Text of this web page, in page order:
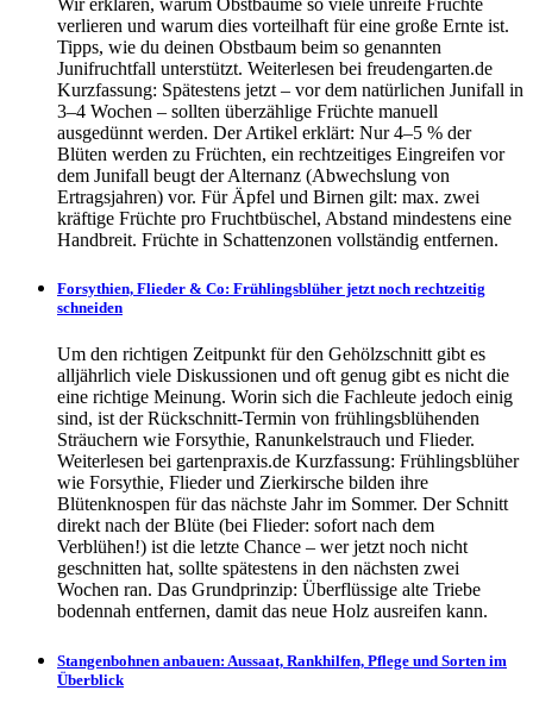
Wir erklären, warum Obstbäume so viele unreife Früchte
verlieren und warum dies vorteilhaft für eine große Ernte ist.
Tipps, wie du deinen Obstbaum beim so genannten
Junifruchtfall unterstützt. Weiterlesen bei freudengarten.de
Kurzfassung: Spätestens jetzt – vor dem natürlichen Junifall in
3–4 Wochen – sollten überzählige Früchte manuell
ausgedünnt werden. Der Artikel erklärt: Nur 4–5 % der
Blüten werden zu Früchten, ein rechtzeitiges Eingreifen vor
dem Junifall beugt der Alternanz (Abwechslung von
Ertragsjahren) vor. Für Äpfel und Birnen gilt: max. zwei
kräftige Früchte pro Fruchtbüschel, Abstand mindestens eine
Handbreit. Früchte in Schattenzonen vollständig entfernen.
Forsythien, Flieder & Co: Frühlingsblüher jetzt noch rechtzeitig
schneiden
Um den richtigen Zeitpunkt für den Gehölzschnitt gibt es
alljährlich viele Diskussionen und oft genug gibt es nicht die
eine richtige Meinung. Worin sich die Fachleute jedoch einig
sind, ist der Rückschnitt-Termin von frühlingsblühenden
Sträuchern wie Forsythie, Ranunkelstrauch und Flieder.
Weiterlesen bei gartenpraxis.de Kurzfassung: Frühlingsblüher
wie Forsythie, Flieder und Zierkirsche bilden ihre
Blütenknospen für das nächste Jahr im Sommer. Der Schnitt
direkt nach der Blüte (bei Flieder: sofort nach dem
Verblühen!) ist die letzte Chance – wer jetzt noch nicht
geschnitten hat, sollte spätestens in den nächsten zwei
Wochen ran. Das Grundprinzip: Überflüssige alte Triebe
bodennah entfernen, damit das neue Holz ausreifen kann.
Stangenbohnen anbauen: Aussaat, Rankhilfen, Pflege und Sorten im
Überblick